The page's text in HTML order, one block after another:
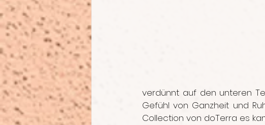
verdünnt auf den unteren
Gefühl von Ganzheit und
Collection von doTerra es